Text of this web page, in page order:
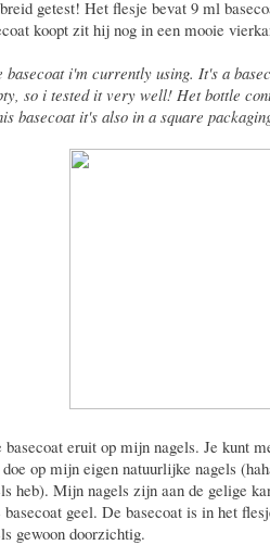
getest! Het flesje bevat 9 ml
koopt zit hij nog in een mooie
basecoat i'm currently using. It's a
so i tested it very well! Het bottle
basecoat it's also in a square
eruit op mijn nagels. Je kunt
op mijn eigen natuurlijke nagels
heb). Mijn nagels zijn aan de gelige
geel. De basecoat is in het
gewoon doorzichtig.